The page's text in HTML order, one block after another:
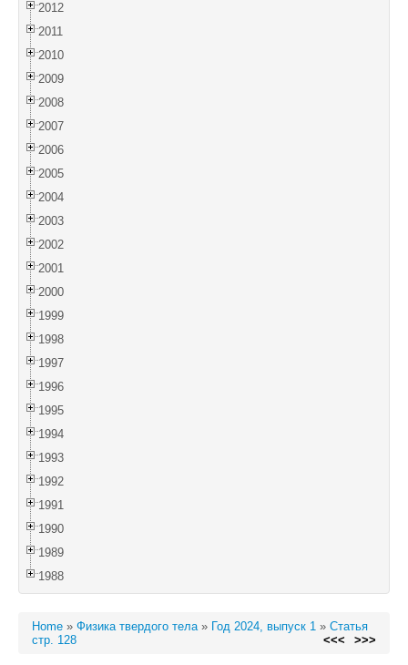
2012
2011
2010
2009
2008
2007
2006
2005
2004
2003
2002
2001
2000
1999
1998
1997
1996
1995
1994
1993
1992
1991
1990
1989
1988
Home » Физика твердого тела» Год 2024, выпуск 1 » Статья
стр. 128
<<< >>>